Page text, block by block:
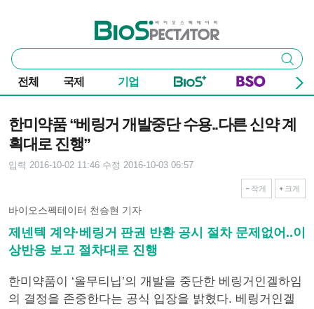
바이오스펙테이터
통
합
검
색
검색
전체 국제 기업
한미약품 “베링거 개발중단 수용..다른 신약 계
획대로 진행”
입력 2016-10-02 11:46 수정 2016-10-03 06:57
작게 크게
바이오스펙테이터 천승현 기자
제넨텍 계약·베링거 판권 반환 공시 절차 문제없어..이
상반응 보고 절차대로 진행
한미약품이 ‘올무티닙’의 개발을 중단한 베링거인겔하임
의 결정을 존중한다는 공식 입장을 밝혔다. 베링거인겔